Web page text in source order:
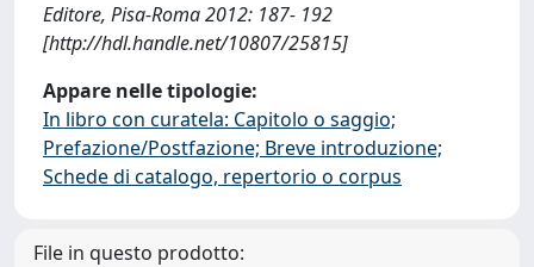
Editore, Pisa-Roma 2012: 187- 192
[http://hdl.handle.net/10807/25815]
Appare nelle tipologie:
In libro con curatela: Capitolo o saggio;
Prefazione/Postfazione; Breve introduzione;
Schede di catalogo, repertorio o corpus
File in questo prodotto: